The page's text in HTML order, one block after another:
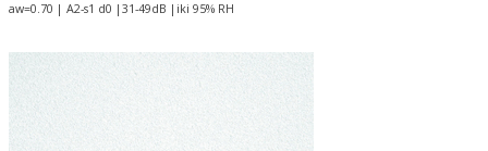
aw=0.70 | A2-s1 d0 |31-49dB |iki 95% RH